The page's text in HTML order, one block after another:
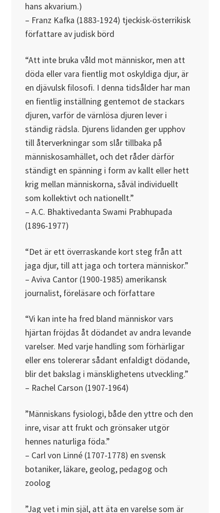
hans akvarium.)
– Franz Kafka (1883-1924) tjeckisk-österrikisk
författare av judisk börd
“Att inte bruka våld mot människor, men att
döda eller vara fientlig mot oskyldiga djur, är
en djävulsk filosofi. I denna tidsålder har man
en fientlig inställning gentemot de stackars
djuren, varför de värnlösa djuren lever i
ständig rädsla. Djurens lidanden ger upphov
till återverkningar som slår tillbaka på
människosamhället, och det råder därför
ständigt en spänning i form av kallt eller hett
krig mellan människorna, såväl individuellt
som kollektivt och nationellt.”
– A.C. Bhaktivedanta Swami Prabhupada
(1896-1977)
“Det är ett överraskande kort steg från att
jaga djur, till att jaga och tortera människor.”
– Aviva Cantor (1900-1985) amerikansk
journalist, föreläsare och författare
“Vi kan inte ha fred bland människor vars
hjärtan fröjdas åt dödandet av andra levande
varelser. Med varje handling som förhärligar
eller ens tolererar sådant enfaldigt dödande,
blir det bakslag i mänsklighetens utveckling.”
– Rachel Carson (1907-1964)
”Människans fysiologi, både den yttre och den
inre, visar att frukt och grönsaker utgör
hennes naturliga föda.”
– Carl von Linné (1707-1778) en svensk
botaniker, läkare, geolog, pedagog och
zoolog
”Jag vet i min själ, att äta en varelse som är